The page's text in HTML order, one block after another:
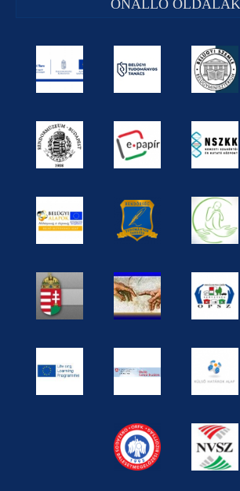
ÖNÁLLÓ OLDALAK